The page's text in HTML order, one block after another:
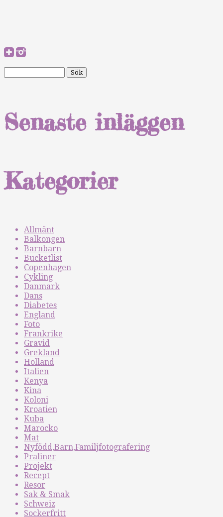
Senaste inläggen
Kategorier
Allmänt
Balkongen
Barnbarn
Bucketlist
Copenhagen
Cykling
Danmark
Dans
Diabetes
England
Foto
Frankrike
Gravid
Grekland
Holland
Italien
Kenya
Kina
Koloni
Kroatien
Kuba
Marocko
Mat
Nyfödd,Barn,Familjfotografering
Praliner
Projekt
Recept
Resor
Sak & Smak
Schweiz
Sockerfritt